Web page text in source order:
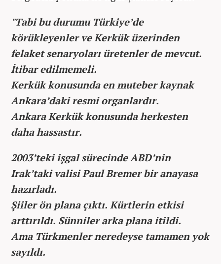
"Tabi bu durumu Türkiye’de
körükleyenler ve Kerkük üzerinden
felaket senaryoları üretenler de mevcut.
İtibar edilmemeli.
Kerkük konusunda en muteber kaynak
Ankara’daki resmi organlardır.
Ankara Kerkük konusunda herkesten
daha hassastır.
2003’teki işgal sürecinde ABD’nin
Irak’taki valisi Paul Bremer bir anayasa
hazırladı.
Şiiler ön plana çıktı. Kürtlerin etkisi
arttırıldı. Sünniler arka plana itildi.
Ama Türkmenler neredeyse tamamen yok
sayıldı.